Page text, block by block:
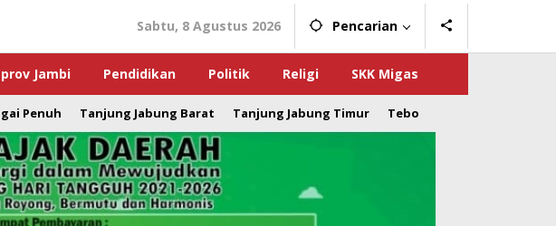
Sabtu, 8 Agustus 2026 Pencarian
Jambi Pendidikan Politik Religi SKK Migas
Penuh Tanjung Jabung Barat Tanjung Jabung Timur Tebo